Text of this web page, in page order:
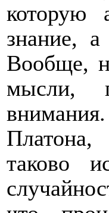
которую
знание,
Вообще,
мысли,
Платона,
таково